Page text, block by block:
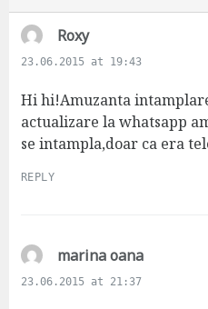
Roxys
a
s
:
23.06.2015 at 19:43
Hi hi!Amuzanta
actualizare la whatsapp
se intampla,doar ca era
REPLY
marina oanas
23.06.2015 at 21:37